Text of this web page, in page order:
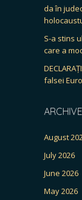
da în
S-a stins
care a
falsei
August
July 2026
June 2026
May 2026